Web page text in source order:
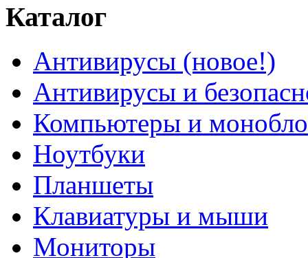
Каталог
Антивирусы (новое!)
Антивирусы и
Компьютеры и
Ноутбуки
Планшеты
Клавиатуры и мыши
Мониторы